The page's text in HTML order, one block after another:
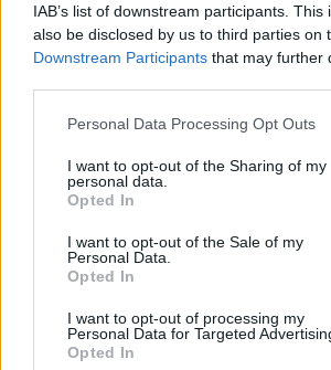
IAB’s list of downstream participants.
also be disclosed by us to third parties on
Downstream Participants that may further
Personal Data Processing Opt Outs
I want to opt-out of the Sharing of my
personal data.
Opted In
I want to opt-out of the Sale of my
Personal Data.
Opted In
I want to opt-out of processing my
Personal Data for Targeted
Opted In
rechten Seite, musste ich 2 Felder freischalten
und ich gehe anhand der Abbildung davon
der Wolkenreihe auf der linken Seite auch so
Click to expand...
danke für deine schnelle antwort, dann
lohnt es sich nicht für mich, wünsche
schönen abend und danke wie immer
1 Juli 2026
Alira1982
Lebende Forenlegende